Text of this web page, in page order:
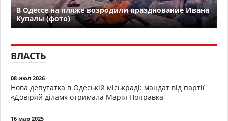
В Одессе на пляже возродили празднование Ивана
Купалы (фото)
ВЛАСТЬ
08 июл 2026
Нова депутатка в Одеській міськраді: мандат від партії
«Довіряй ділам» отримала Марія Поправка
16 мар 2025